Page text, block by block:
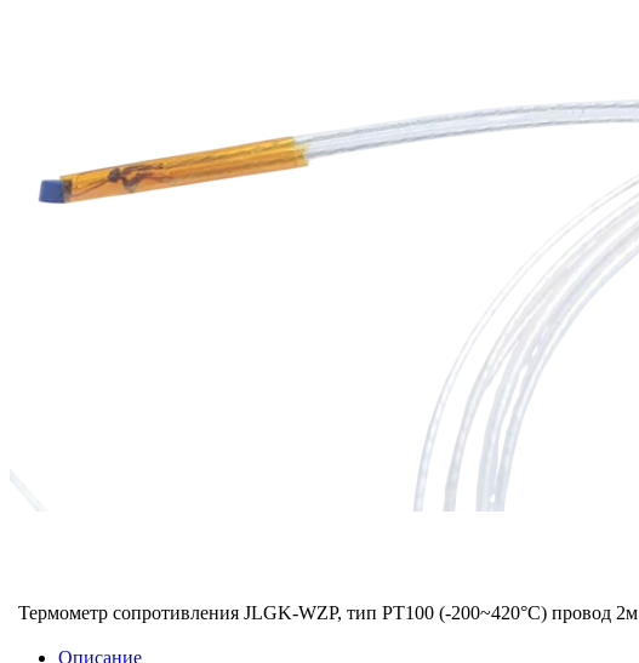
Термометр сопротивления JLGK-WZP, тип PT100 (-200~420°C) провод 2м
Описание